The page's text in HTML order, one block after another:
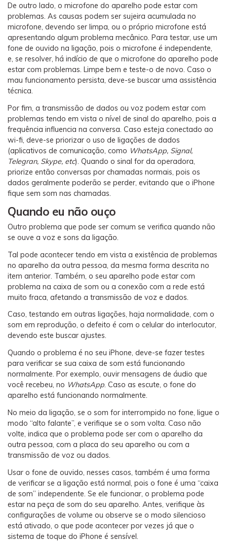
De outro lado, o microfone do aparelho pode estar com
problemas. As causas podem ser sujeira acumulada no
microfone, devendo ser limpa, ou o próprio microfone está
apresentando algum problema mecânico. Para testar, use um
fone de ouvido na ligação, pois o microfone é independente,
e, se resolver, há indício de que o microfone do aparelho pode
estar com problemas. Limpe bem e teste-o de novo. Caso o
mau funcionamento persista, deve-se buscar uma assistência
técnica.
Por fim, a transmissão de dados ou voz podem estar com
problemas tendo em vista o nível de sinal do aparelho, pois a
frequência influencia na conversa. Caso esteja conectado ao
wi-fi, deve-se priorizar o uso de ligações de dados
(aplicativos de comunicação, como WhatsApp, Signal,
Telegran, Skype, etc). Quando o sinal for da operadora,
priorize então conversas por chamadas normais, pois os
dados geralmente poderão se perder, evitando que o iPhone
fique sem som nas chamadas.
Quando eu não ouço
Outro problema que pode ser comum se verifica quando não
se ouve a voz e sons da ligação.
Tal pode acontecer tendo em vista a existência de problemas
no aparelho da outra pessoa, da mesma forma descrita no
item anterior. Também, o seu aparelho pode estar com
problema na caixa de som ou a conexão com a rede está
muito fraca, afetando a transmissão de voz e dados.
Caso, testando em outras ligações, haja normalidade, com o
som em reprodução, o defeito é com o celular do interlocutor,
devendo este buscar ajustes.
Quando o problema é no seu iPhone, deve-se fazer testes
para verificar se sua caixa de som está funcionando
normalmente. Por exemplo, ouvir mensagens de áudio que
você recebeu, no WhatsApp. Caso as escute, o fone do
aparelho está funcionando normalmente.
No meio da ligação, se o som for interrompido no fone, ligue o
modo “alto falante”, e verifique se o som volta. Caso não
volte, indica que o problema pode ser com o aparelho da
outra pessoa, com a placa do seu aparelho ou com a
transmissão de voz ou dados.
Usar o fone de ouvido, nesses casos, também é uma forma
de verificar se a ligação está normal, pois o fone é uma “caixa
de som” independente. Se ele funcionar, o problema pode
estar na peça de som do seu aparelho. Antes, verifique às
configurações de volume ou observe se o modo silencioso
está ativado, o que pode acontecer por vezes já que o
sistema de toque do iPhone é sensível.